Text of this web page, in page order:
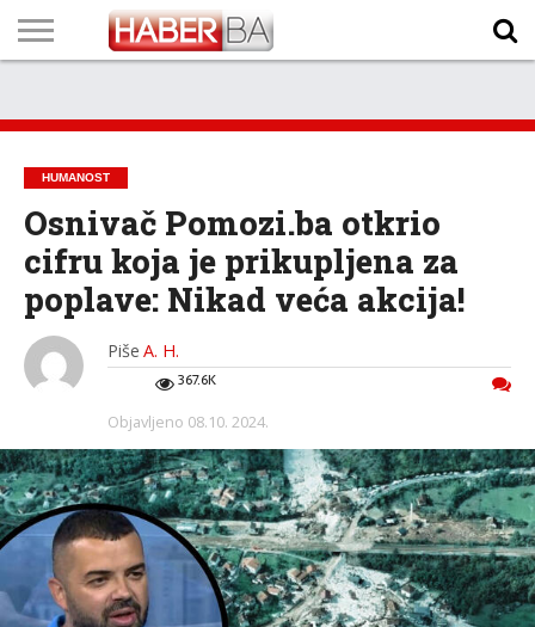
TECH
PROGRAM
PROGNOZA
PUTEVIMA
LISTA
NAMA
HUMANOST
Osnivač Pomozi.ba otkrio
cifru koja je prikupljena za
poplave: Nikad veća akcija!
Piše A. H.
367.6K
Objavljeno 08.10. 2024.